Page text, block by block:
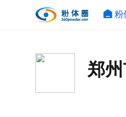
粉
郑